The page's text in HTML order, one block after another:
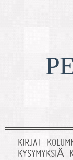
KIRJAT
KYSYMYKSIÄ